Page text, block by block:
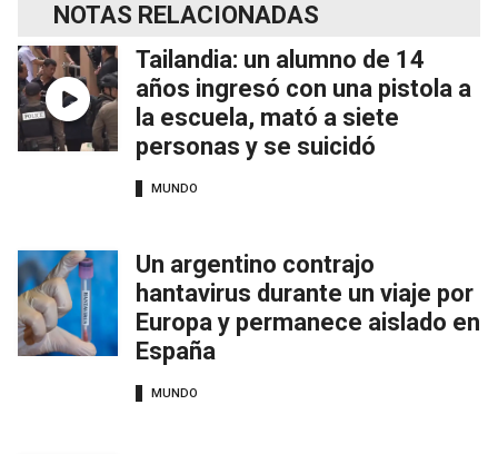
NOTAS RELACIONADAS
Tailandia: un alumno de 14
años ingresó con una pistola a
la escuela, mató a siete
personas y se suicidó
MUNDO
Un argentino contrajo
hantavirus durante un viaje por
Europa y permanece aislado en
España
MUNDO